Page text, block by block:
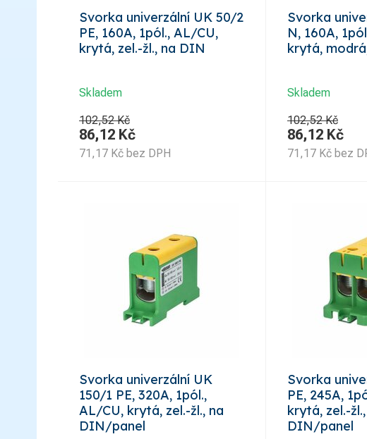
Svorka univerzální UK 50/2
PE, 160A, 1pól., AL/CU,
krytá, zel.-žl., na DIN
Skladem
102,52 Kč
86,12 Kč
71,17 Kč bez DPH
Svorka
N, 160A,
krytá,
Skladem
102,52 Kč
86,12 Kč
71,17 Kč bez
Svorka univerzální UK
150/1 PE, 320A, 1pól.,
AL/CU, krytá, zel.-žl., na
DIN/panel
Svorka
PE, 245A,
krytá, zel.-
DIN/panel